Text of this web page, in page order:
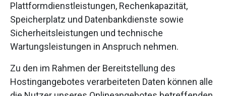
Plattformdienstleistungen, Rechenkapazität,
Speicherplatz und Datenbankdienste sowie
Sicherheitsleistungen und technische
Wartungsleistungen in Anspruch nehmen.
Zu den im Rahmen der Bereitstellung des
Hostingangebotes verarbeiteten Daten können alle